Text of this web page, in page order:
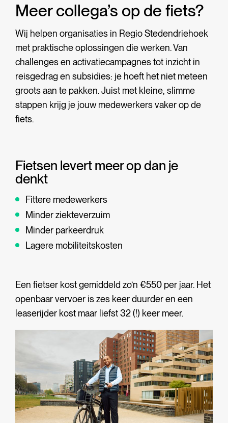
Meer collega’s op de fiets?
Wij helpen organisaties in Regio Stedendriehoek
met praktische oplossingen die werken.Van
challenges en activatiecampagnes tot inzicht in
reisgedrag en subsidies: je hoeft het niet meteen
groots aan te pakken. Juist met kleine, slimme
stappen krijg je jouw medewerkers vaker op de
fiets.
Fietsen levert meer op dan je
denkt
Fittere medewerkers
Minder ziekteverzuim
Minder parkeerdruk
Lagere mobiliteitskosten
Een fietser kost gemiddeld zo’n €550 per jaar. Het
openbaar vervoer is zes keer duurder en een
leaserijder kost maar liefst 32 (!) keer meer.